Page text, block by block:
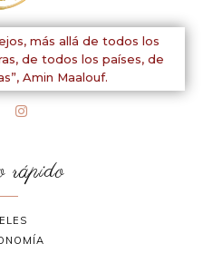
más allá de todos los
de todos los países, de
Amin Maalouf.
rápido